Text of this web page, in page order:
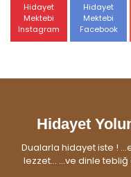
Hidayet
Mektebi
Instagram
Hidayet
Mektebi
Facebook
Hidayet
Dualarla hidayet iste !
lezzet... ...ve dinle tebliğ